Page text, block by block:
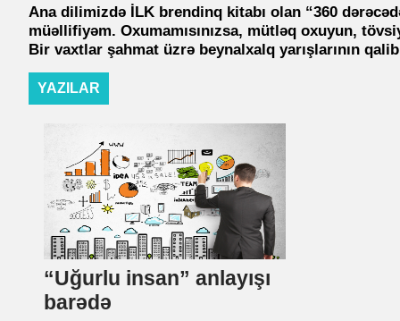
Ana dilimizdə İLK brendinq kitabı olan “360
müəllifiyəm. Oxumamısınızsa, mütləq oxuyun,
Bir vaxtlar şahmat üzrə beynalxalq yarışlarının
YAZILAR
“Uğurlu insan” anlayışı
barədə